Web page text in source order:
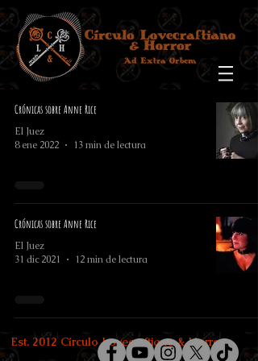
Crónicas sobre Anne Rice
El Juez
8 ene 2022
13 min de lectura
Crónicas sobre Anne Rice
El Juez
31 dic 2021
12 min de lectura
Est. 2012 Círculo Lovecraftiano & Horror